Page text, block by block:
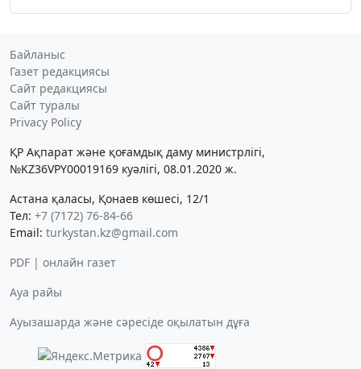
Байланыс
Газет редакциясы
Сайт редакциясы
Сайт туралы
Privacy Policy
ҚР Ақпарат және қоғамдық даму министрлігі,
№KZ36VPY00019169 куәлігі, 08.01.2020 ж.
Астана қаласы, Қонаев көшесі, 12/1
Тел: +7 (7172) 76-84-66
Email: turkystan.kz@gmail.com
PDF | онлайн газет
Ауа райы
Ауызашарда және сәресіде оқылатын дұға